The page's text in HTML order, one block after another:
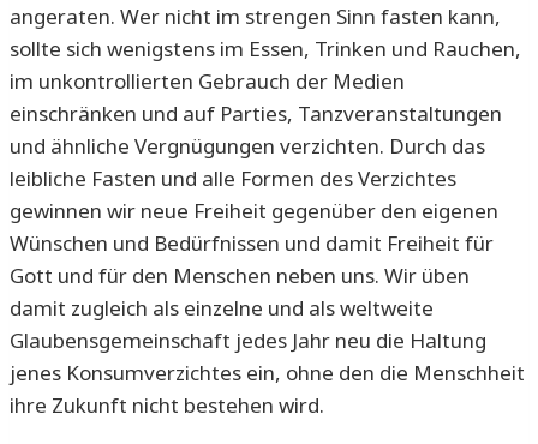
angeraten. Wer nicht im strengen Sinn fasten kann,
sollte sich wenigstens im Essen, Trinken und Rauchen,
im unkontrollierten Gebrauch der Medien
einschränken und auf Parties, Tanzveranstaltungen
und ähnliche Vergnügungen verzichten. Durch das
leibliche Fasten und alle Formen des Verzichtes
gewinnen wir neue Freiheit gegenüber den eigenen
Wünschen und Bedürfnissen und damit Freiheit für
Gott und für den Menschen neben uns. Wir üben
damit zugleich als einzelne und als weltweite
Glaubensgemeinschaft jedes Jahr neu die Haltung
jenes Konsumverzichtes ein, ohne den die Menschheit
ihre Zukunft nicht bestehen wird.